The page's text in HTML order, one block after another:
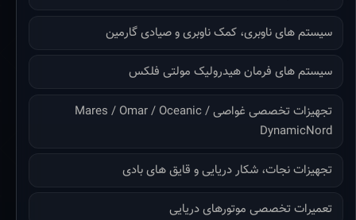
سیستم های ناوبری، کمک ناوبری و صیادی گارمین
سیستم های فرمان هیدرولیک مولتی فلکس
تجهیزات تخصصی غواصی Mares / Omar / Oceanic /
DynamicNord
تجهیزات نجات، شکار دریایی و قایق های بادی
تعمیرات تخصصی موتورهای دریایی